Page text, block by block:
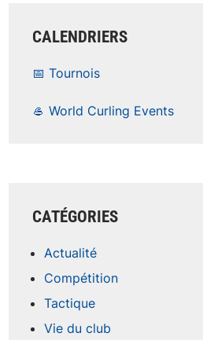
CALENDRIERS
📅 Tournois
🥌 World Curling Events
CATÉGORIES
Actualité
Compétition
Tactique
Vie du club